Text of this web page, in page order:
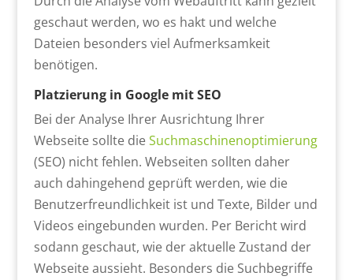
geschaut werden, wo es hakt und welche
Dateien besonders viel Aufmerksamkeit
benötigen.
Platzierung in Google mit SEO
Bei der Analyse Ihrer Ausrichtung Ihrer
Webseite sollte dieSuchmaschinenoptimierung
(SEO) nicht fehlen. Webseiten sollten daher
auch dahingehend geprüft werden, wie die
Benutzerfreundlichkeit ist und Texte, Bilder und
Videos eingebunden wurden. Per Bericht wird
sodann geschaut, wie der aktuelle Zustand der
Webseite aussieht. Besonders die Suchbegriffe